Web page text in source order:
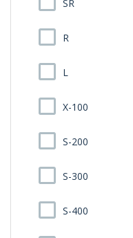
SR
R
L
X-100
S-200
S-300
S-400